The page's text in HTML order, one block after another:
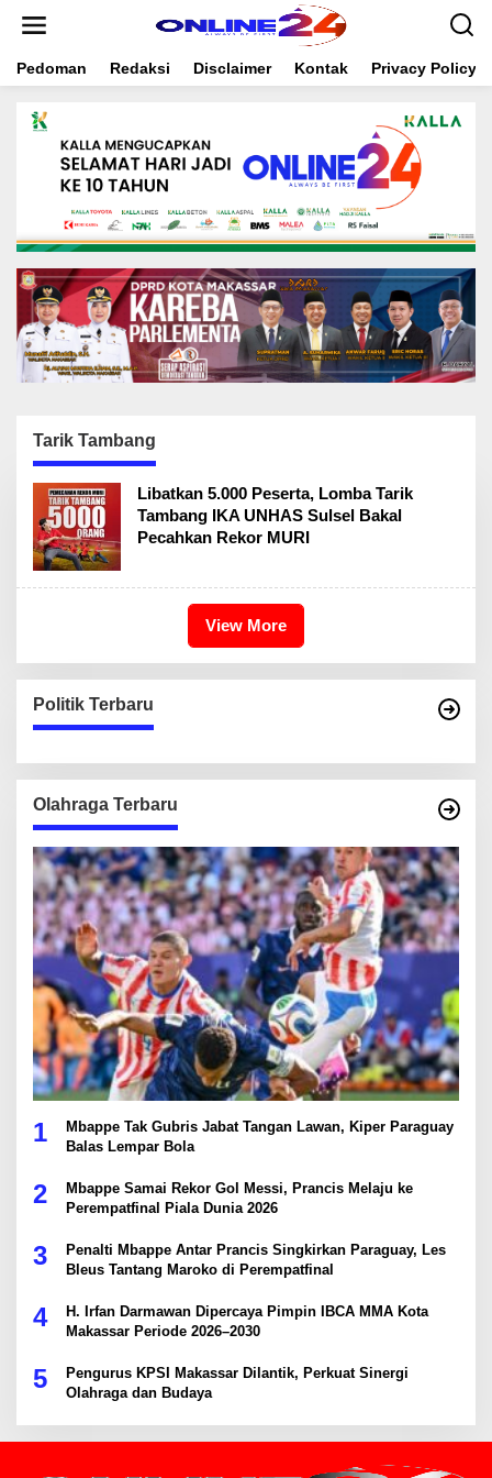
t
Pedoman Redaksi Disclaimer Kontak Privacy Policy
Tarik Tambang
Libatkan 5.000 Peserta, Lomba Tarik
Tambang IKA UNHAS Sulsel Bakal
Pecahkan Rekor MURI
View More
Politik Terbaru
Olahraga Terbaru
1
Mbappe Tak Gubris Jabat Tangan Lawan, Kiper Paraguay
Balas Lempar Bola
2
Mbappe Samai Rekor Gol Messi, Prancis Melaju ke
Perempatfinal Piala Dunia 2026
3
Penalti Mbappe Antar Prancis Singkirkan Paraguay, Les
Bleus Tantang Maroko di Perempatfinal
4
H. Irfan Darmawan Dipercaya Pimpin IBCA MMA Kota
Makassar Periode 2026–2030
5
Pengurus KPSI Makassar Dilantik, Perkuat Sinergi
Olahraga dan Budaya